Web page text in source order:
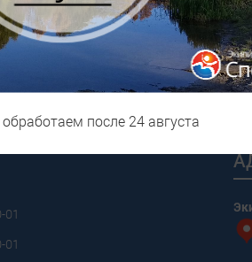
шилом для установки, складной
01
01
после 24 августа